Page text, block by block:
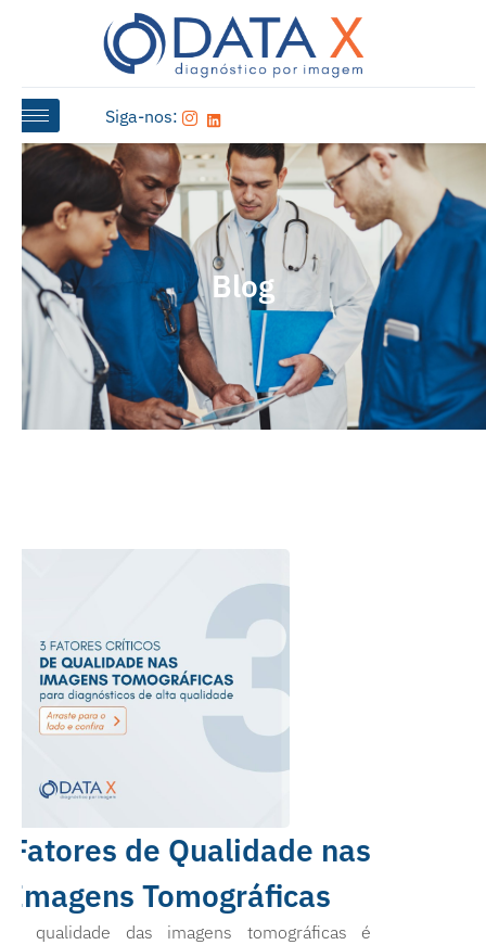
Siga-nos:
Blog
Fatores de Qualidade nas
Imagens Tomográficas
A qualidade das imagens tomográficas é